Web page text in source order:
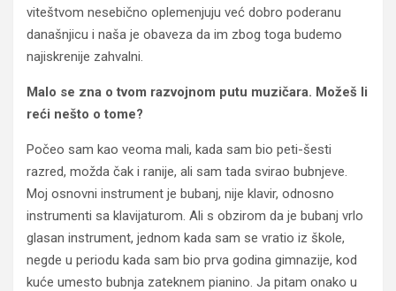
viteštvom nesebično oplemenjuju već dobro poderanu
današnjicu i naša je obaveza da im zbog toga budemo
najiskrenije zahvalni.
Malo se zna o tvom razvojnom putu muzičara. Možeš li
reći nešto o tome?
Počeo sam kao veoma mali, kada sam bio peti-šesti
razred, možda čak i ranije, ali sam tada svirao bubnjeve.
Moj osnovni instrument je bubanj, nije klavir, odnosno
instrumenti sa klavijaturom. Ali s obzirom da je bubanj vrlo
glasan instrument, jednom kada sam se vratio iz škole,
negde u periodu kada sam bio prva godina gimnazije, kod
kuće umesto bubnja zateknem pianino. Ja pitam onako u